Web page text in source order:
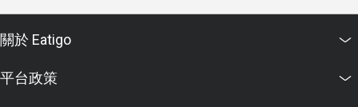
關於 Eatigo
平台政策